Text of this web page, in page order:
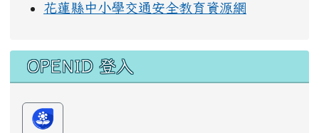
花蓮縣中小學交通安全教育資源網
OPENID 登入